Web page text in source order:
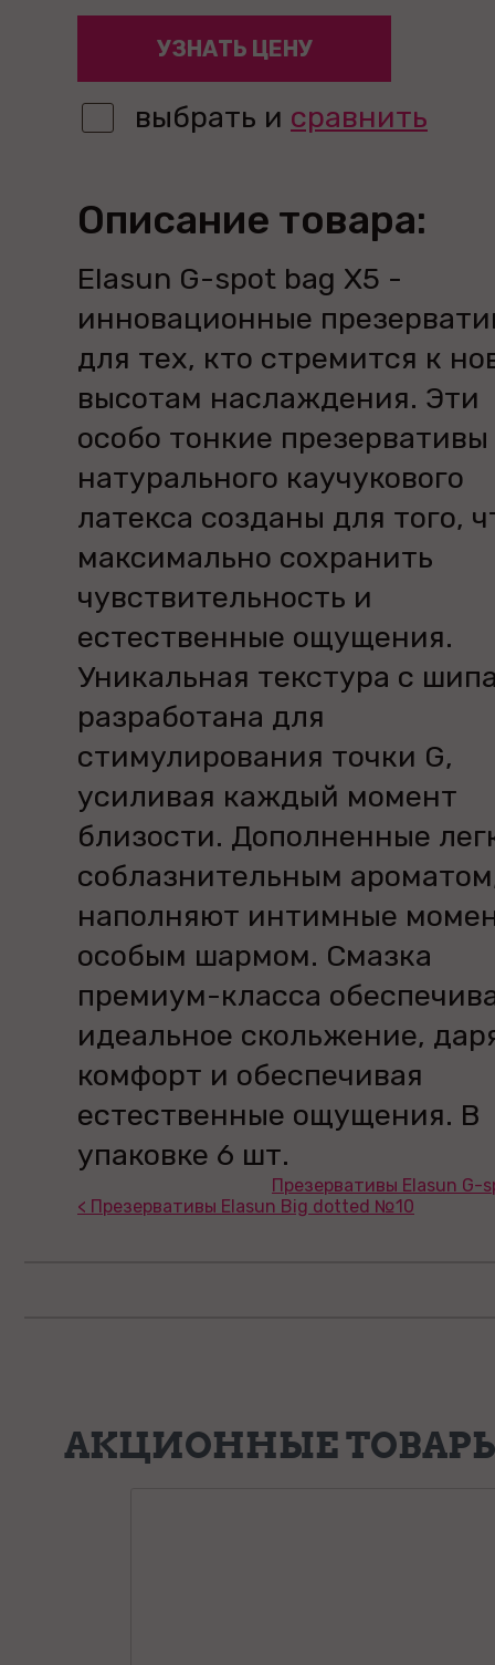
УЗНАТЬ ЦЕНУ
выбрать и сравнить
Описание товара:
Elasun G-spot bag X5 -
инновационные
для тех, кто стремится к
высотам наслаждения. Эти
особо тонкие презервативы
натурального каучукового
латекса созданы для того,
максимально сохранить
чувствительность и
естественные ощущения.
Уникальная текстура с
разработана для
стимулирования точки G,
усиливая каждый момент
близости. Дополненные
соблазнительным
наполняют интимные
особым шармом. Смазка
премиум-класса
идеальное скольжение,
комфорт и обеспечивая
естественные ощущения. В
упаковке 6 шт.
Презервативы Elasun G-
< Презервативы Elasun Big dotted №10
АКЦИОННЫЕ